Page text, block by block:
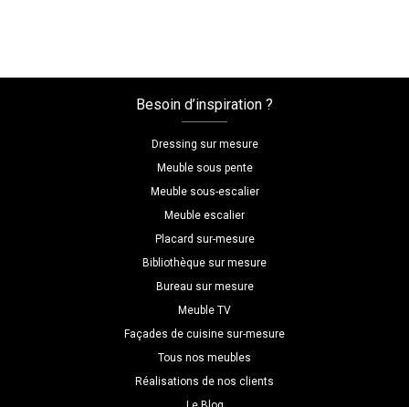
Besoin d’inspiration ?
Dressing sur mesure
Meuble sous pente
Meuble sous-escalier
Meuble escalier
Placard sur-mesure
Bibliothèque sur mesure
Bureau sur mesure
Meuble TV
Façades de cuisine sur-mesure
Tous nos meubles
Réalisations de nos clients